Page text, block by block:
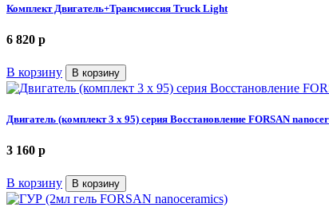
Комплект Двигатель+Трансмиссия Truck Light
6 820 p
В корзину В корзину
Двигатель (комплект 3 х 95) серия Восстановление FORSAN
3 160 p
В корзину В корзину